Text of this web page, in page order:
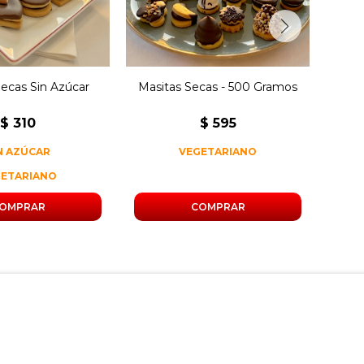
Sin Azúcar
$ 310
AZÚCAR
Masitas Secas - 500 Gramos
$ 595
VEGETARIANO